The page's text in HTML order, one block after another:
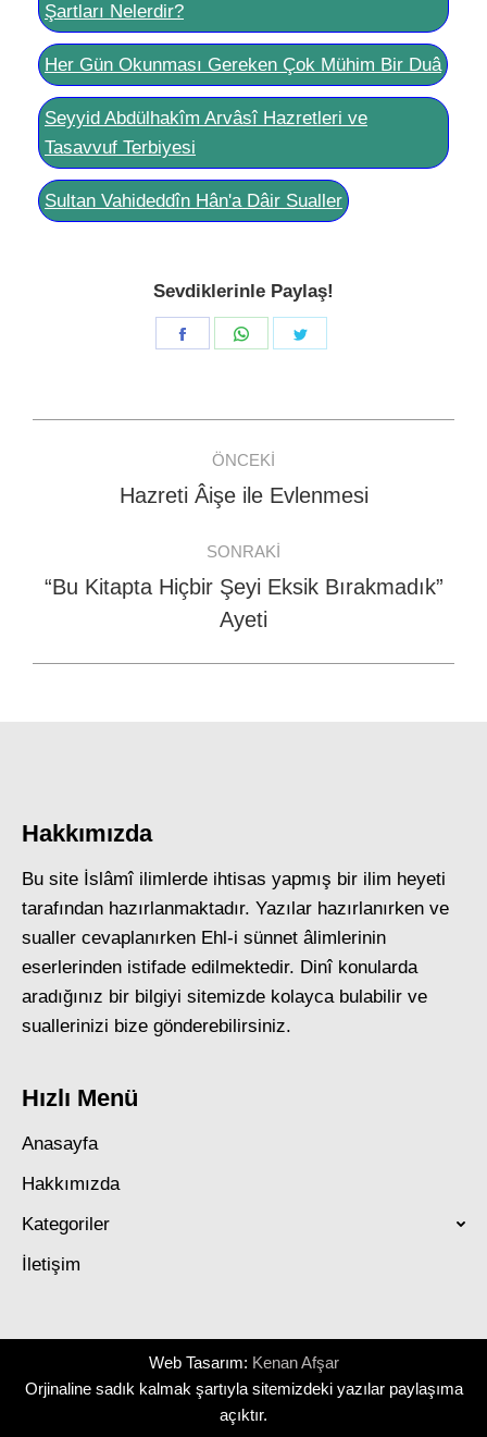
Şartları Nelerdir?
Her Gün Okunması Gereken Çok Mühim Bir Duâ
Seyyid Abdülhakîm Arvâsî Hazretleri ve
Tasavvuf Terbiyesi
Sultan Vahideddîn Hân'a Dâir Sualler
Sevdiklerinle Paylaş!
Share
Share
navigation
ÖNCEKI
Previous
Hazreti Âişe ile Evlenmesi
SONRAKI
Next
post:
“Bu Kitapta Hiçbir Şeyi Eksik Bırakmadık”
Ayeti
Hakkımızda
Bu site İslâmî ilimlerde ihtisas yapmış bir ilim heyeti
tarafından hazırlanmaktadır. Yazılar hazırlanırken ve
sualler cevaplanırken Ehl-i sünnet âlimlerinin
eserlerinden istifade edilmektedir. Dinî konularda
aradığınız bir bilgiyi sitemizde kolayca bulabilir ve
suallerinizi bize gönderebilirsiniz.
Hızlı Menü
Anasayfa
Hakkımızda
Kategoriler
İletişim
Web Tasarım: Kenan Afşar
Orjinaline sadık kalmak şartıyla sitemizdeki yazılar paylaşıma
açıktır.